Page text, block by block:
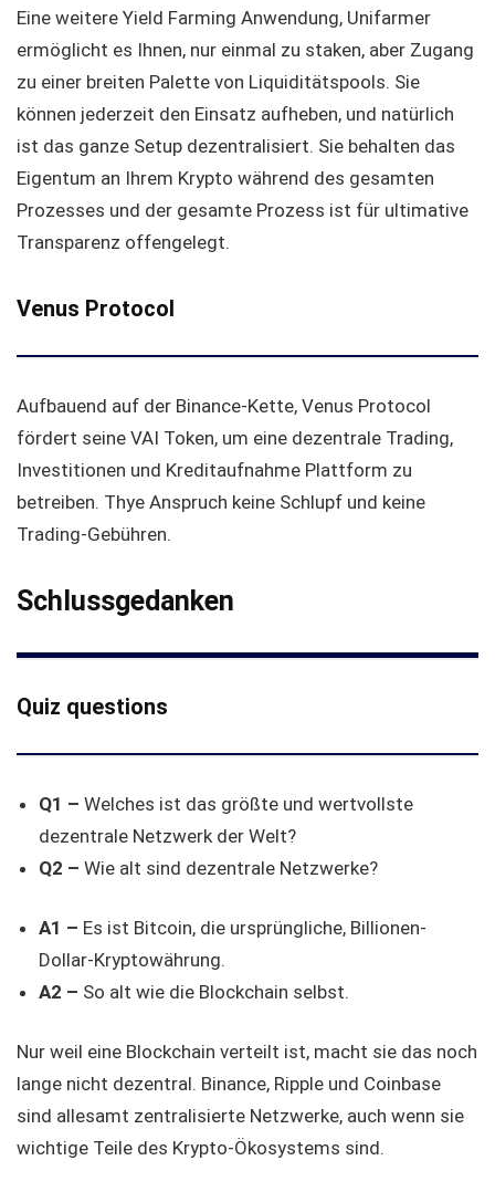
Eine weitere Yield Farming Anwendung, Unifarmer
ermöglicht es Ihnen, nur einmal zu staken, aber Zugang
zu einer breiten Palette von Liquiditätspools. Sie
können jederzeit den Einsatz aufheben, und natürlich
ist das ganze Setup dezentralisiert. Sie behalten das
Eigentum an Ihrem Krypto während des gesamten
Prozesses und der gesamte Prozess ist für ultimative
Transparenz offengelegt.
Venus Protocol
Aufbauend auf der Binance-Kette, Venus Protocol
fördert seine VAI Token, um eine dezentrale Trading,
Investitionen und Kreditaufnahme Plattform zu
betreiben. Thye Anspruch keine Schlupf und keine
Trading-Gebühren.
Schlussgedanken
Quiz questions
Q1 – Welches ist das größte und wertvollste
dezentrale Netzwerk der Welt?
Q2 – Wie alt sind dezentrale Netzwerke?
A1 – Es ist Bitcoin, die ursprüngliche, Billionen-
Dollar-Kryptowährung.
A2 – So alt wie die Blockchain selbst.
Nur weil eine Blockchain verteilt ist, macht sie das noch
lange nicht dezentral. Binance, Ripple und Coinbase
sind allesamt zentralisierte Netzwerke, auch wenn sie
wichtige Teile des Krypto-Ökosystems sind.